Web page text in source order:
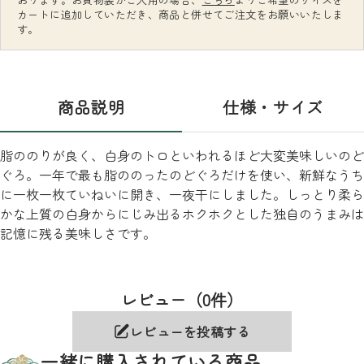
カートに追加していただき、商品と併せてご注文をお願いいたしま
す。
商品説明 仕様・サイズ
脂ののりが良く、白身のトロといわれるほど大変美味しいのど
ぐろ。一年で最も脂ののったのどぐろだけを使い、新鮮なうち
に一枚一枚ていねいに開き、一夜干にしました。しっとり柔ら
かな上質の白身からにじみ出るホクホクとした独自のうまみは
記憶に残る美味しさです。
レビュー（0件）
レビューを投稿する